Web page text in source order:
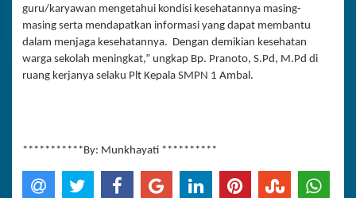
guru/karyawan mengetahui kondisi kesehatannya masing-
masing serta mendapatkan informasi yang dapat membantu
dalam menjaga kesehatannya. Dengan demikian kesehatan
warga sekolah meningkat,” ungkap Bp. Pranoto, S.Pd, M.Pd di
ruang kerjanya selaku Plt Kepala SMPN 1 Ambal.
***********By: Munkhayati **********